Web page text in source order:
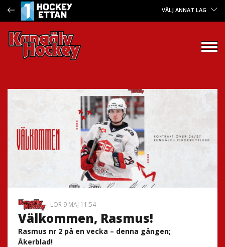
VÄLJ ANNAT LAG
LÖR 9 MAJ 11:54
Välkommen, Rasmus!
Rasmus nr 2 på en vecka – denna gången;
Åkerblad!